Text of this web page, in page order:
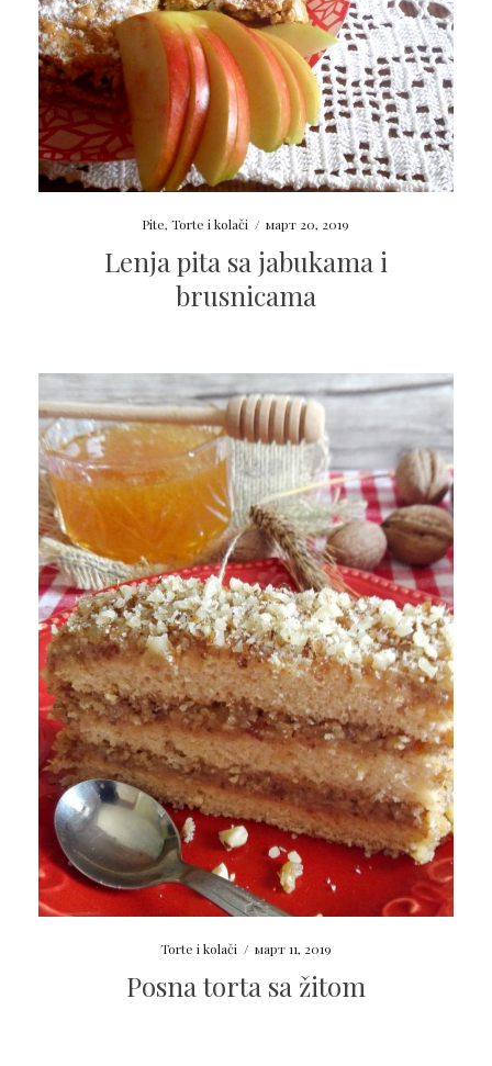
Pite,Torte i kolači / март 20, 2019
Lenja pita sa jabukama i
brusnicama
Torte i kolači / март 11, 2019
Posna torta sa žitom